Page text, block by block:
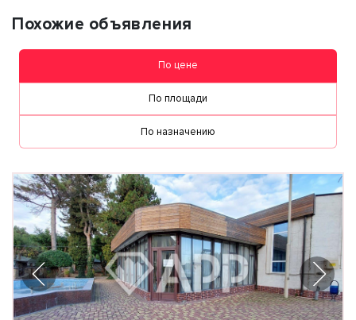
Похожие объявления
По цене
По площади
По назначению